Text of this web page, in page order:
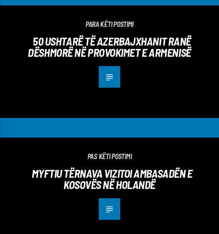
PARA KËTI POSTIMI
50 USHTARË TË AZERBAJXHANIT RANË
DËSHMORË NË PROVOKIMET E ARMENISË
PAS KËTI POSTIMI
MYFTIU TËRNAVA VIZITOI AMBASADËN E
KOSOVËS NË HOLANDË